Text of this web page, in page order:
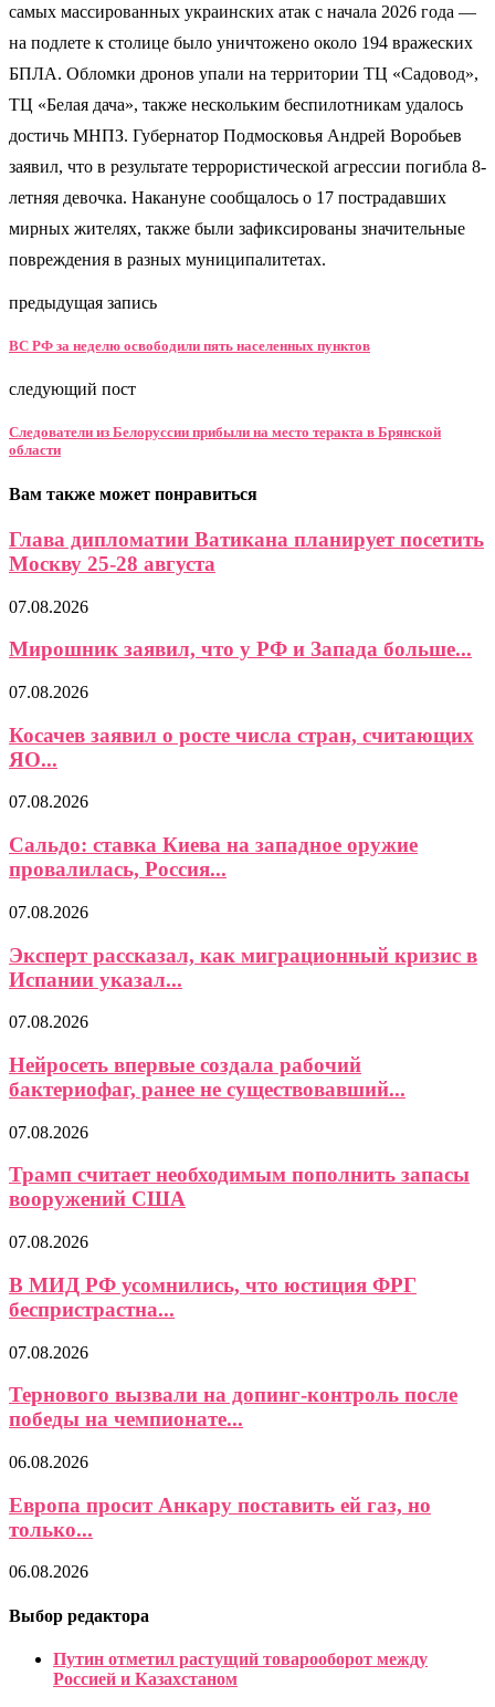
самых массированных украинских атак с начала 2026 года —
на подлете к столице было уничтожено около 194 вражеских
БПЛА. Обломки дронов упали на территории ТЦ «Садовод»,
ТЦ «Белая дача», также нескольким беспилотникам удалось
достичь МНПЗ. Губернатор Подмосковья Андрей Воробьев
заявил, что в результате террористической агрессии погибла 8-
летняя девочка. Накануне сообщалось о 17 пострадавших
мирных жителях, также были зафиксированы значительные
повреждения в разных муниципалитетах.
предыдущая запись
ВС РФ за неделю освободили пять населенных пунктов
следующий пост
Следователи из Белоруссии прибыли на место теракта в Брянской
области
Вам также может понравиться
Глава дипломатии Ватикана планирует посетить
Москву 25-28 августа
07.08.2026
Мирошник заявил, что у РФ и Запада больше...
07.08.2026
Косачев заявил о росте числа стран, считающих
ЯО...
07.08.2026
Сальдо: ставка Киева на западное оружие
провалилась, Россия...
07.08.2026
Эксперт рассказал, как миграционный кризис в
Испании указал...
07.08.2026
Нейросеть впервые создала рабочий
бактериофаг, ранее не существовавший...
07.08.2026
Трамп считает необходимым пополнить запасы
вооружений США
07.08.2026
В МИД РФ усомнились, что юстиция ФРГ
беспристрастна...
07.08.2026
Тернового вызвали на допинг-контроль после
победы на чемпионате...
06.08.2026
Европа просит Анкару поставить ей газ, но
только...
06.08.2026
Выбор редактора
Путин отметил растущий товарооборот между
Россией и Казахстаном